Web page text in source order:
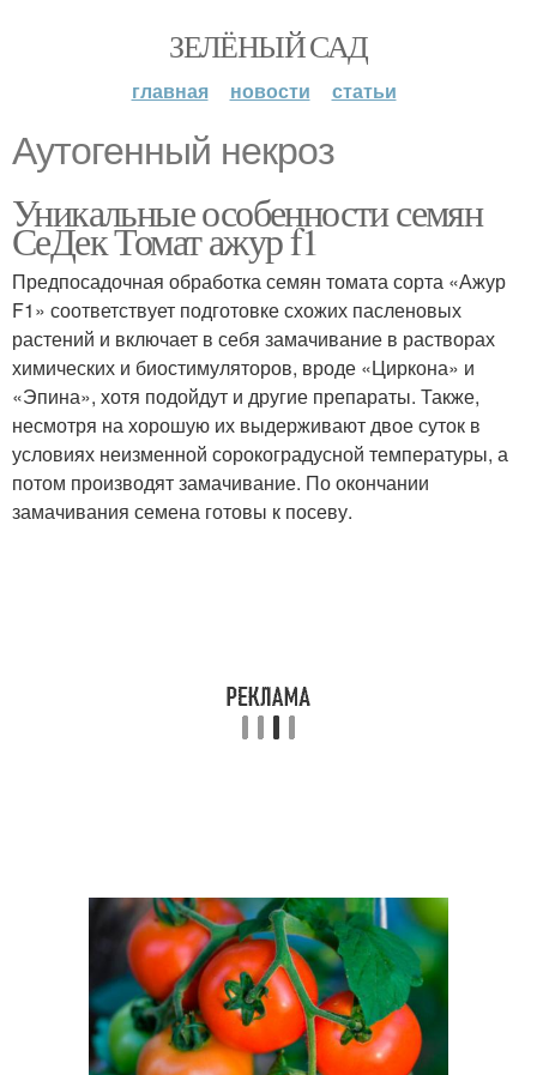
ЗЕЛЁНЫЙ САД
главная новости статьи
Аутогенный некроз
Уникальные особенности семян
СеДек Томат ажур f1
Предпосадочная обработка семян томата сорта «Ажур
F1» соответствует подготовке схожих пасленовых
растений и включает в себя замачивание в растворах
химических и биостимуляторов, вроде «Циркона» и
«Эпина», хотя подойдут и другие препараты. Также,
несмотря на хорошую их выдерживают двое суток в
условиях неизменной сорокоградусной температуры, а
потом производят замачивание. По окончании
замачивания семена готовы к посеву.